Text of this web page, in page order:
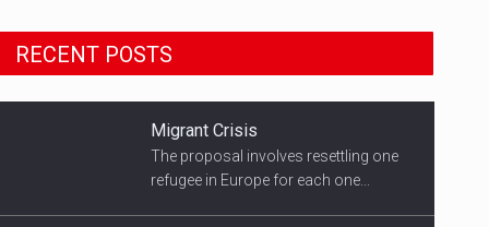
RECENT POSTSThe proposal involves resettling one
refugee in Europe for each one...
Smith's Team
US Democratic presidential candidate
speaks with supporters...